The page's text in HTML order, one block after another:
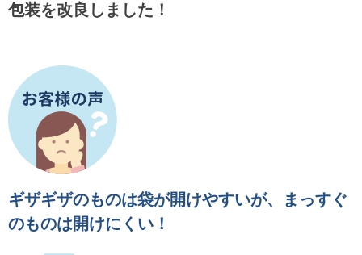
包装を改良しました！
ギザギザのものは袋が開けやすいが、まっすぐ
のものは開けにくい！